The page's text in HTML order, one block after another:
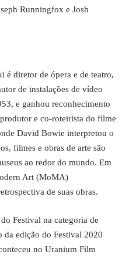
Runningfox e Josh
é diretor de ópera e de teatro,
de instalações de vídeo
e ganhou reconhecimento
e co-roteirista do filme
David Bowie interpretou o
filmes e obras de arte são
ao redor do mundo. Em
Art (MoMA)
de suas obras.
Festival na categoria de
da edição do Festival 2020
no Uranium Film